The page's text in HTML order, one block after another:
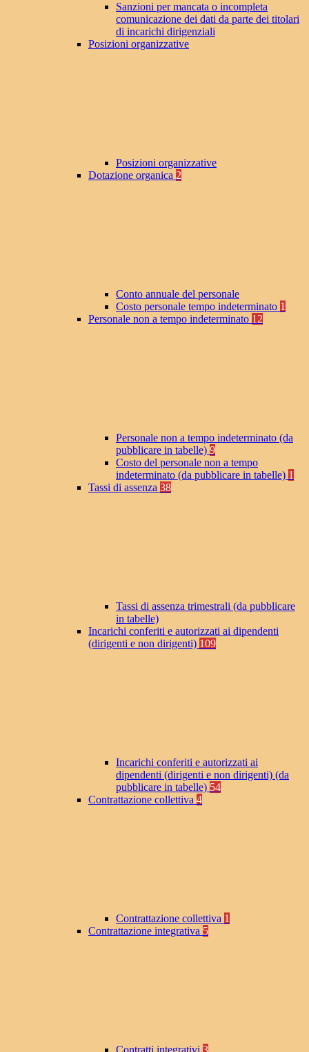
Sanzioni per mancata o incompleta
comunicazione dei dati da parte dei titolari
di incarichi dirigenziali
Posizioni organizzative
Posizioni organizzative
Dotazione organica 2
Conto annuale del personale
Costo personale tempo indeterminato 1
Personale non a tempo indeterminato 12
Personale non a tempo indeterminato (da
pubblicare in tabelle) 9
Costo del personale non a tempo
indeterminato (da pubblicare in tabelle) 1
Tassi di assenza 38
Tassi di assenza trimestrali (da pubblicare
in tabelle)
Incarichi conferiti e autorizzati ai dipendenti
(dirigenti e non dirigenti) 109
Incarichi conferiti e autorizzati ai
dipendenti (dirigenti e non dirigenti) (da
pubblicare in tabelle) 54
Contrattazione collettiva 4
Contrattazione collettiva 1
Contrattazione integrativa 5